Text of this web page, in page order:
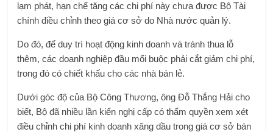
lạm phát, hạn chế tăng các chi phí này chưa được Bộ Tài
chính điều chỉnh theo giá cơ sở do Nhà nước quản lý.
Do đó, để duy trì hoạt động kinh doanh và tránh thua lỗ
thêm, các doanh nghiệp đầu mối buộc phải cắt giảm chi phí,
trong đó có chiết khấu cho các nhà bán lẻ.
Dưới góc độ của Bộ Công Thương, ông Đỗ Thắng Hải cho
biết, Bộ đã nhiều lần kiến ​​nghị cấp có thẩm quyền xem xét
điều chỉnh chi phí kinh doanh xăng dầu trong giá cơ sở bán